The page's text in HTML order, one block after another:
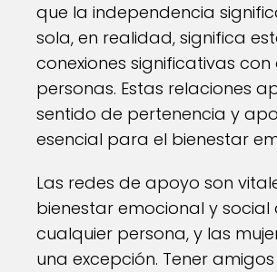
que la independencia
sola, en realidad, significa
conexiones significativas con
personas. Estas relaciones
sentido de pertenencia y
esencial para el bienestar
Las redes de apoyo son
bienestar emocional y social
cualquier persona, y las
una excepción. Tener